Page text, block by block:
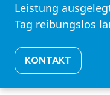
Leistung
Tag reibungslos
KONTAKT